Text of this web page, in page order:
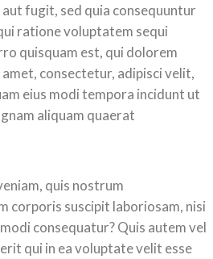
fugit, sed quia consequuntur
ratione voluptatem sequi
quisquam est, qui dolorem
consectetur, adipisci velit,
eius modi tempora incidunt ut
aliquam quaerat
quis nostrum
corporis suscipit laboriosam, nisi
consequatur? Quis autem vel
qui in ea voluptate velit esse